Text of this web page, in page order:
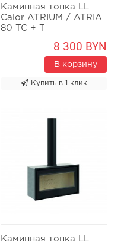
Каминная топка LL
Calor ATRIUM / ATRIA
80 TC + T
8 300 BYN
В корзину
Купить в 1 клик
Каминная топка LL